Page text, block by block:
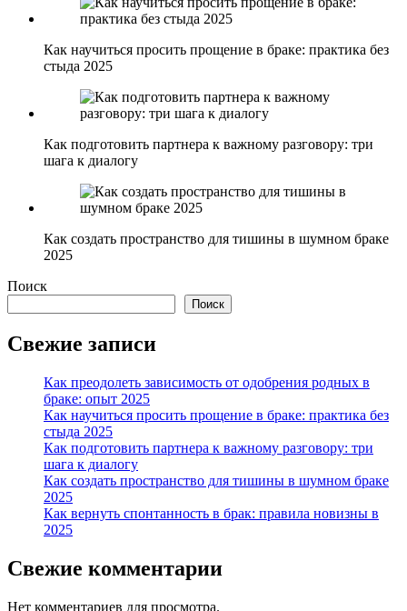
Как научиться просить прощение в браке: практика без
стыда 2025
Как подготовить партнера к важному разговору: три
шага к диалогу
Как создать пространство для тишины в шумном браке
2025
Поиск
Поиск
Свежие записи
Как преодолеть зависимость от одобрения родных в
браке: опыт 2025
Как научиться просить прощение в браке: практика без
стыда 2025
Как подготовить партнера к важному разговору: три
шага к диалогу
Как создать пространство для тишины в шумном браке
2025
Как вернуть спонтанность в брак: правила новизны в
2025
Свежие комментарии
Нет комментариев для просмотра.